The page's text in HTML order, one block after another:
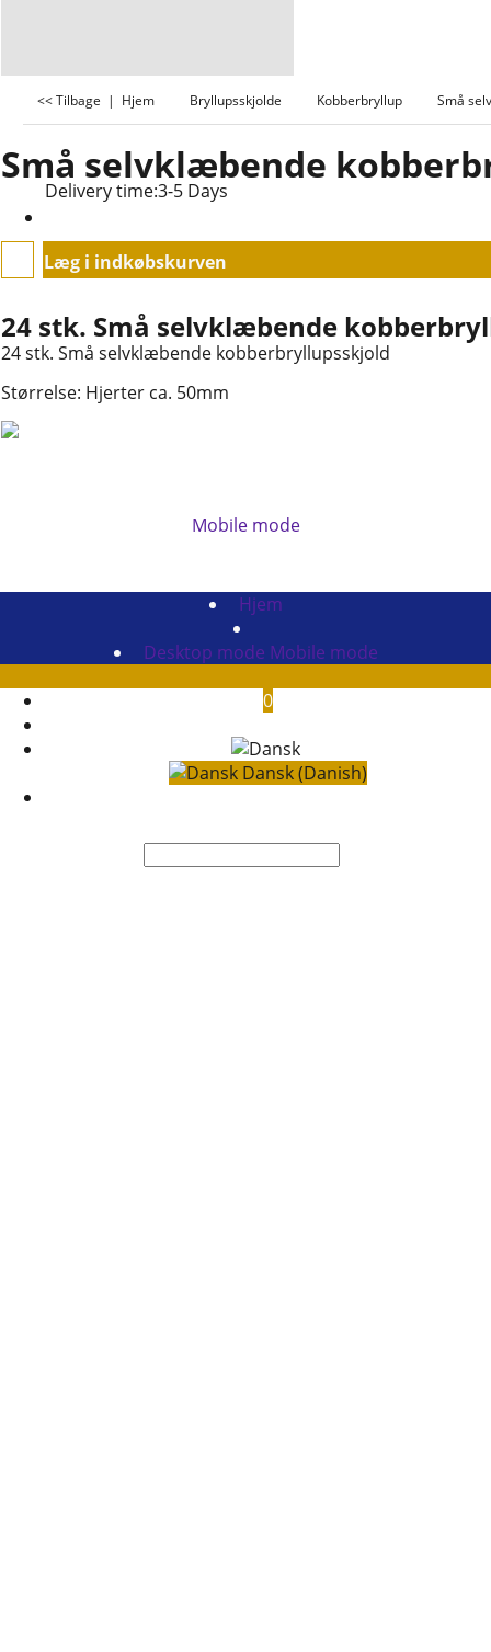
<< Tilbage | Hjem Bryllupsskjolde Kobberbryllup Små
Små selvklæbende
Delivery time:3-5 Days
Læg i indkøbskurven
24 stk. Små selvklæbende
24 stk. Små selvklæbende kobberbryllupsskjold
Størrelse: Hjerter ca. 50mm
Mobile mode
Hjem
Desktop mode Mobile mode
0
Dansk (Danish)